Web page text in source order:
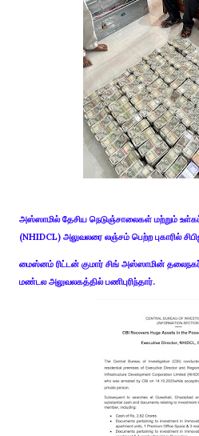
அஸ்ஸாமில் தேசிய நெடுஞ்சாலைகள் மற்றும்
(NHIDCL) அலுவலரை லஞ்சம் பெற்ற புகாரில்
மைஸ்னம் ரிட்டன் குமார் சிங் அஸ்ஸாமின்
மண்டல அலுவலகத்தில் பணிபுரிந்தார்.